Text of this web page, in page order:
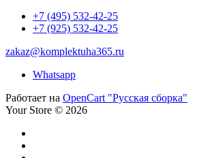
+7 (495) 532-42-25
+7 (925) 532-42-25
zakaz@komplektuha365.ru
Whatsapp
Работает на OpenCart "Русская сборка"
Your Store © 2026